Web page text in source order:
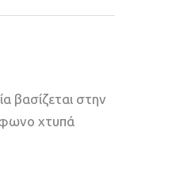
βασίζεται στην
χτυπά